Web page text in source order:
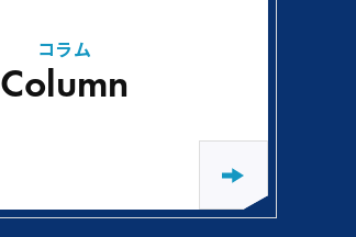
コラム
Column